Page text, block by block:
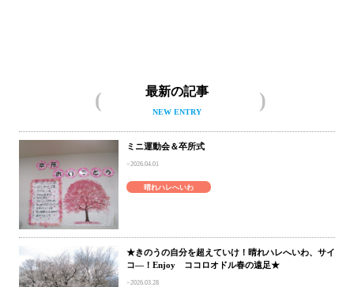
最新の記事
NEW ENTRY
ミニ運動会＆卒所式
2026.04.01
晴れハレへいわ
★きのうの自分を超えていけ！晴れハレへいわ、サイ
コ―！Enjoy ココロオドル春の遠足★
2026.03.28